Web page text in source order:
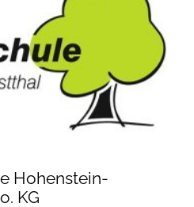
Hohenstein-
KG